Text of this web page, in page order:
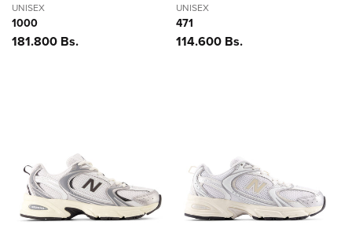
UNISEX
1000
Precio
181.800 Bs.
UNISEX
471
Precio
114.600 Bs.